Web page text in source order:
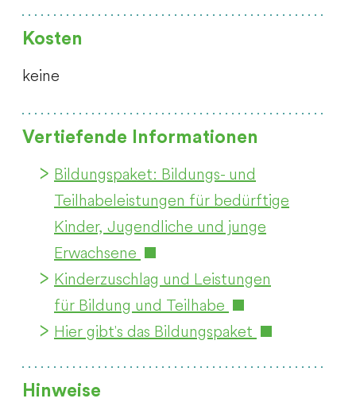
Kosten
keine
Vertiefende Informationen
Bildungspaket: Bildungs- und
Teilhabeleistungen für bedürftige
Kinder, Jugendliche und junge
Erwachsene
Kinderzuschlag und Leistungen
für Bildung und Teilhabe
Hier gibt's das Bildungspaket
Hinweise